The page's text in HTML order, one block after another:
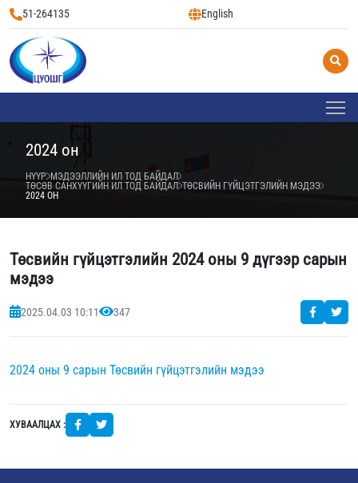
51-264135 English
2024 он
НҮҮР МЭДЭЭЛЛИЙН ИЛ ТОД БАЙДАЛ
ТӨСӨВ САНХҮҮГИЙН ИЛ ТОД БАЙДАЛ ТӨСВИЙН ГҮЙЦЭТГЭЛИЙН МЭДЭЭ
2024 ОН
Төсвийн гүйцэтгэлийн 2024 оны 9 дүгээр сарын
мэдээ
2025.04.03 10:11 347
2024 оны 9 сарын Төсвийн гүйцэтгэлийн мэдээ
ХУВААЛЦАХ :